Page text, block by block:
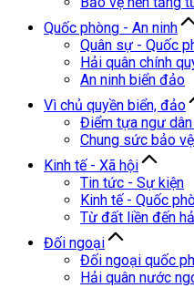
Quốc phòng - An ninh
Quân sự - Quốc
Hải quân chính
An ninh biển đảo
Vì chủ quyền biển, đảo
Điểm tựa ngư
Chung sức bảo
Kinh tế - Xã hội
Tin tức - Sự kiện
Kinh tế - Quốc
Từ đất liền đến
Đối ngoại
Đối ngoại quốc
Hải quân nước